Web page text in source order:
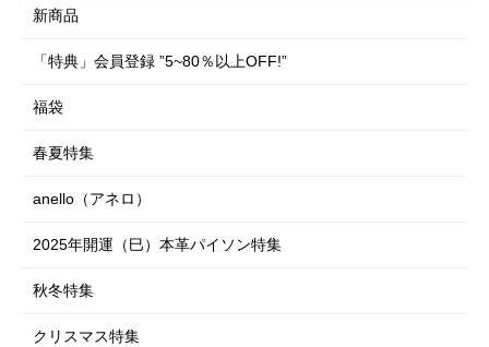
フォーマルグッズ
めがね・サングラス
時計
レイングッズ・日傘
ルームウェア
めがね・サングラス
時計
レイングッズ・日傘
ルームウェア
シューズ（室内・室外）
下着・肌着・ソックス
収納用品
季節商品
ガーデニング・DIY
防災・防犯用品
寝具類
ペットグッズ特集
車・自転車用品
仏壇・仏具・お墓
インテリア雑貨
フラワーアレンジ
のれん・カーテン
クッション・座布団・座椅子
ラグ・マット類
スマートフォングッズ
制汗・デオドラント
ヘアケア・ヘアアレンジ
フェイスケア
ボディケア
フットケア
コスメ・メイク用品
ダイエット
エクササイズ・ストレッチ
神棚
新商品
「特典」会員登録 ”5~80％以上OFF!”
福袋
春夏特集
anello（アネロ）
2025年開運（巳）本革パイソン特集
秋冬特集
クリスマス特集